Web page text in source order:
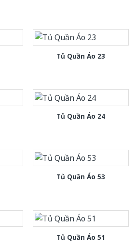
Tủ Quần Áo 23
Tủ Quần Áo 24
Tủ Quần Áo 53
Tủ Quần Áo 51